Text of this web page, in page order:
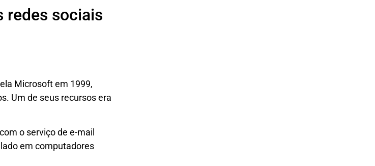
redes sociais
Microsoft em 1999,
Um de seus recursos era
o serviço de e-mail
em computadores